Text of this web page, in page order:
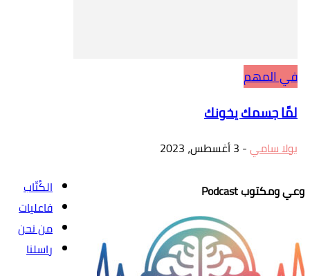
في المهم
لمَّا جسمك يخونك
بولا سامي- 3 أغسطس، 2023
وعي ومكتوب Podcast
الكُتّاب
فاعليات
من نحن
راسلنا